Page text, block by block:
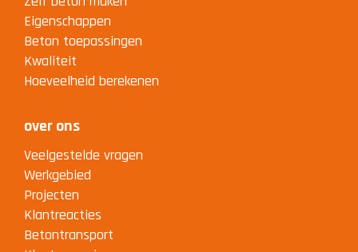
Eigenschappen
Beton toepassingen
Kwaliteit
Hoeveelheid berekenen
over ons
Veelgestelde vragen
Werkgebied
Projecten
Klantreacties
Betontransport